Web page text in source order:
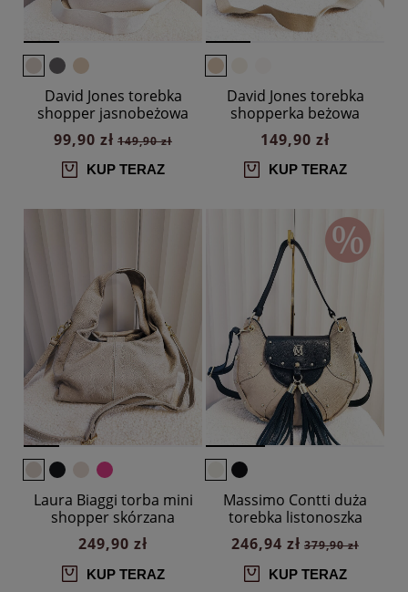
David Jones torebka
shopper jasnobeżowa
99,90 zł 149,90 zł
KUP TERAZ
David Jones torebka
shopperka beżowa
149,90 zł
KUP TERAZ
Laura Biaggi torba mini
shopper skórzana
beżowa z przeszyciem
249,90 zł
KUP TERAZ
Massimo Contti duża
torebka listonoszka
skórzana beżowa z
czarnym ćwieki frędzle
246,94 zł 379,90 zł
KUP TERAZ